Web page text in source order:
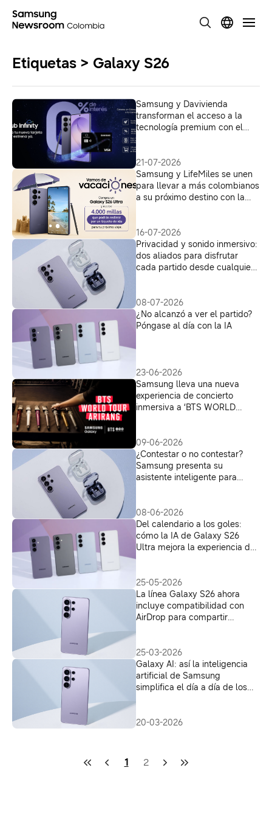
Etiquetas > Galaxy S26
Samsung y Davivienda
transforman el acceso a la
tecnología premium con el
21-07-2026
Samsung y LifeMiles se unen
para llevar a más colombianos
a su próximo destino con la
16-07-2026
Privacidad y sonido inmersivo:
dos aliados para disfrutar
cada partido desde cualquier
08-07-2026
¿No alcanzó a ver el partido?
Póngase al día con la IA
23-06-2026
Samsung lleva una nueva
experiencia de concierto
inmersiva a ‘BTS WORLD
09-06-2026
¿Contestar o no contestar?
Samsung presenta su
asistente inteligente para
08-06-2026
Del calendario a los goles:
cómo la IA de Galaxy S26
Ultra mejora la experiencia del
25-05-2026
La línea Galaxy S26 ahora
incluye compatibilidad con
AirDrop para compartir
25-03-2026
Galaxy AI: así la inteligencia
artificial de Samsung
simplifica el día a día de los
20-03-2026
1 2